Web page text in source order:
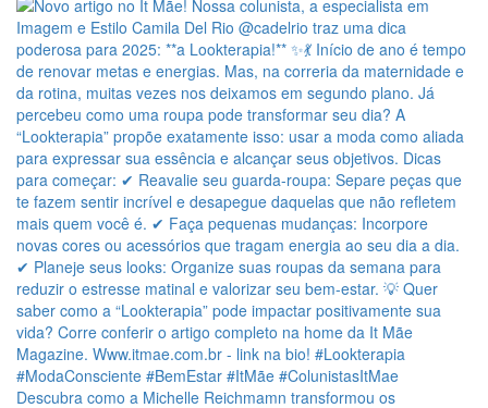
Descubra como a Michelle Reichmamn transformou os